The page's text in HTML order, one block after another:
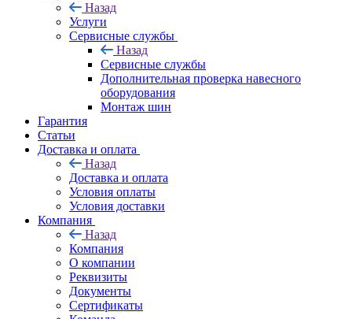
Назад
Услуги
Сервисные службы
Назад
Сервисные службы
Дополнительная проверка навесного
оборудования
Монтаж шин
Гарантия
Статьи
Доставка и оплата
Назад
Доставка и оплата
Условия оплаты
Условия доставки
Компания
Назад
Компания
О компании
Реквизиты
Документы
Сертификаты